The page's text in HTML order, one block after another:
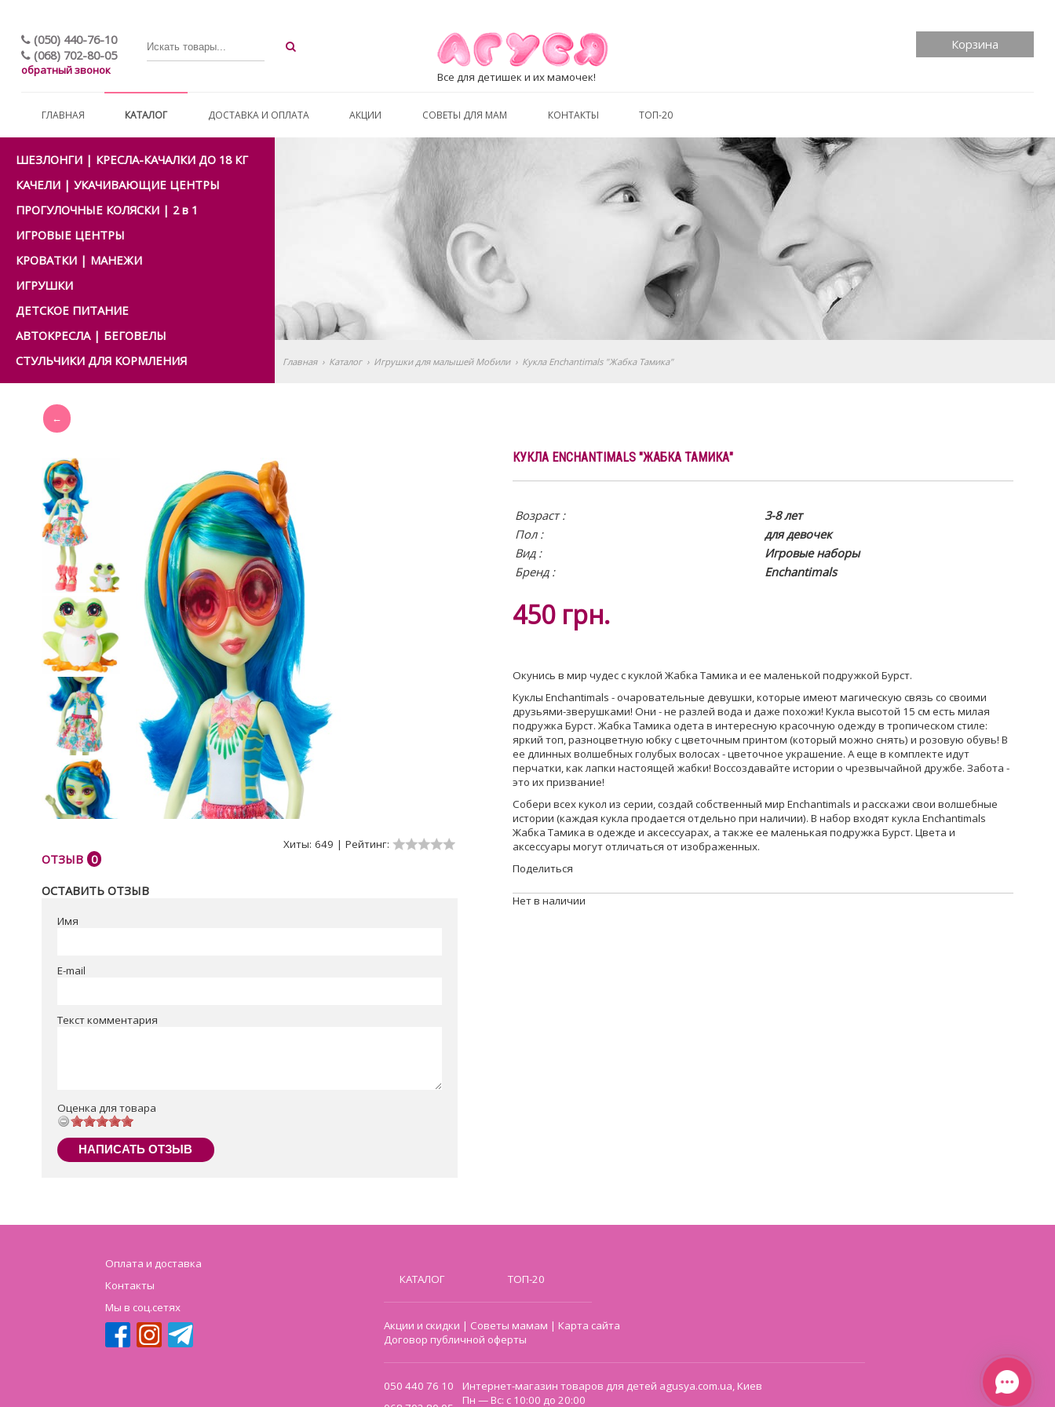
(050) 440-76-10
(068) 702-80-05
обратный звонок Все для детишек и их мамочек!
Корзина
ГЛАВНАЯ КАТАЛОГ ДОСТАВКА И ОПЛАТА АКЦИИ СОВЕТЫ ДЛЯ МАМ КОНТАКТЫ ТОП-20
ШЕЗЛОНГИ | КРЕСЛА-КАЧАЛКИ ДО 18 КГ
КАЧЕЛИ | УКАЧИВАЮЩИЕ ЦЕНТРЫ
ПРОГУЛОЧНЫЕ КОЛЯСКИ | 2 в 1
ИГРОВЫЕ ЦЕНТРЫ
КРОВАТКИ | МАНЕЖИ
ИГРУШКИ
ДЕТСКОЕ ПИТАНИЕ
АВТОКРЕСЛА | БЕГОВЕЛЫ
СТУЛЬЧИКИ ДЛЯ КОРМЛЕНИЯ
Главная › Каталог › Игрушки для малышей Мобили › Кукла Enchantimals "Жабка Тамика"
Хиты: 649 | Рейтинг:
ОТЗЫВ 0
ОСТАВИТЬ ОТЗЫВ
Имя
E-mail
Текст комментария
Оценка для товара
НАПИСАТЬ ОТЗЫВ
КУКЛА ENCHANTIMALS "ЖАБКА ТАМИКА"
Возраст :
3-8 лет
Пол :
для девочек
Вид :
Игровые наборы
Бренд :
Enchantimals
450 грн.
Окунись в мир чудес с куклой Жабка Тамика и ее маленькой подружкой Бурст.
Куклы Enchantimals - очаровательные девушки, которые имеют магическую связь со своими
друзьями-зверушками! Они - не разлей вода и даже похожи! Кукла высотой 15 см есть милая
подружка Бурст. Жабка Тамика одета в интересную красочную одежду в тропическом стиле:
яркий топ, разноцветную юбку с цветочным принтом (который можно снять) и розовую обувь! В
ее длинных волшебных голубых волосах - цветочное украшение. А еще в комплекте идут
перчатки, как лапки настоящей жабки! Воссоздавайте истории о чрезвычайной дружбе. Забота -
это их призвание!
Собери всех кукол из серии, создай собственный мир Enchantimals и расскажи свои волшебные
истории (каждая кукла продается отдельно при наличии). В набор входят кукла Enchantimals
Жабка Тамика в одежде и аксессуарах, а также ее маленькая подружка Бурст. Цвета и
аксессуары могут отличаться от изображенных.
Поделиться
Нет в наличии
Оплата и доставка
Контакты
Мы в соц.сетях
КАТАЛОГ ТОП-20
Акции и скидки | Советы мамам |Карта сайта
Договор публичной оферты
050 440 76 10
Интернет-магазин товаров для детей agusya.com.ua, Киев
Пн — Вс: с 10:00 до 20:00